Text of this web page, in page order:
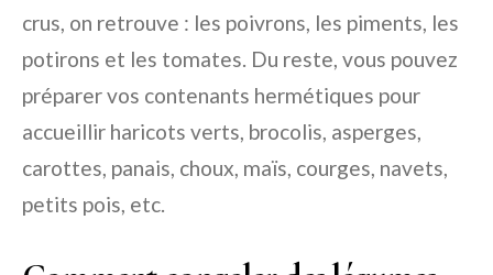
crus, on retrouve : les poivrons, les piments, les
potirons et les tomates. Du reste, vous pouvez
préparer vos contenants hermétiques pour
accueillir haricots verts, brocolis, asperges,
carottes, panais, choux, maïs, courges, navets,
petits pois, etc.